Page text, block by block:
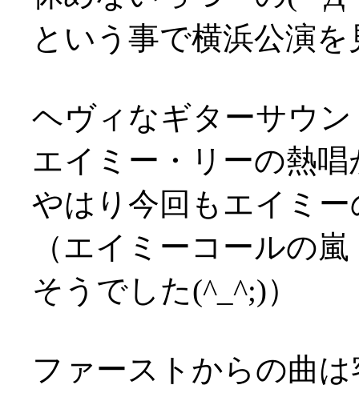
という事で横浜公演
ヘヴィなギターサウ
エイミー・リーの熱
やはり今回もエイミ
（エイミーコールの
そうでした(^_^;)）
ファーストからの曲